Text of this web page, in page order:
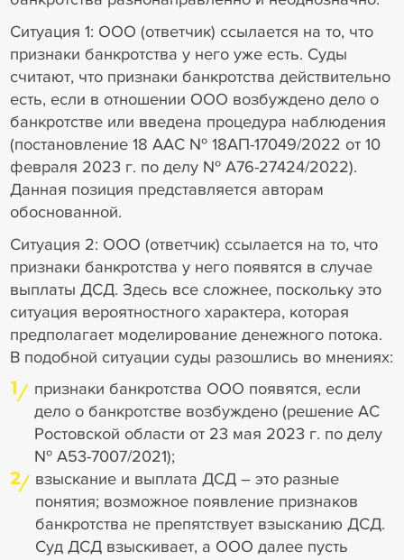
Ситуация 1: ООО (ответчик) ссылается на то, что
признаки банкротства у него уже есть. Суды
считают, что признаки банкротства действительно
есть, если в отношении ООО возбуждено дело о
банкротстве или введена процедура наблюдения
(постановление 18 ААС № 18АП-17049/2022 от 10
февраля 2023 г. по делу № А76-27424/2022).
Данная позиция представляется авторам
обоснованной.
Ситуация 2: ООО (ответчик) ссылается на то, что
признаки банкротства у него появятся в случае
выплаты ДСД. Здесь все сложнее, поскольку это
ситуация вероятностного характера, которая
предполагает моделирование денежного потока.
В подобной ситуации суды разошлись во мнениях:
1
признаки банкротства ООО появятся, если
дело о банкротстве возбуждено (решение АС
Ростовской области от 23 мая 2023 г. по делу
№ А53-7007/2021);
2
взыскание и выплата ДСД – это разные
понятия; возможное появление признаков
банкротства не препятствует взысканию ДСД.
Суд ДСД взыскивает, а ООО далее пусть